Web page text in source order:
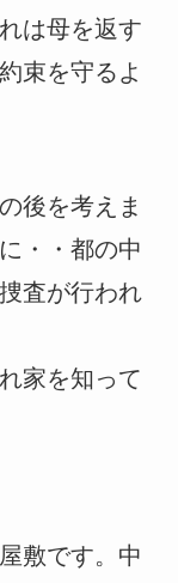
は母を返す
束を守るよ
後を考えま
・・都の中
査が行われ
家を知って
敷です。中